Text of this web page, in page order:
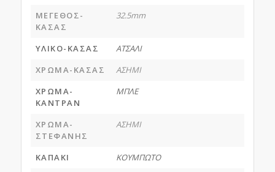
ΜΕΓΕΘΟΣ-
ΚΑΣΑΣ
32.5mm
ΥΛΙΚΟ-ΚΑΣΑΣ
ΑΤΣΑΛΙ
ΧΡΩΜΑ-ΚΑΣΑΣ
ΑΣΗΜΙ
ΧΡΩΜΑ-
ΚΑΝΤΡΑΝ
ΜΠΛΕ
ΧΡΩΜΑ-
ΣΤΕΦΑΝΗΣ
ΑΣΗΜΙ
ΚΑΠΑΚΙ
ΚΟΥΜΠΩΤΟ